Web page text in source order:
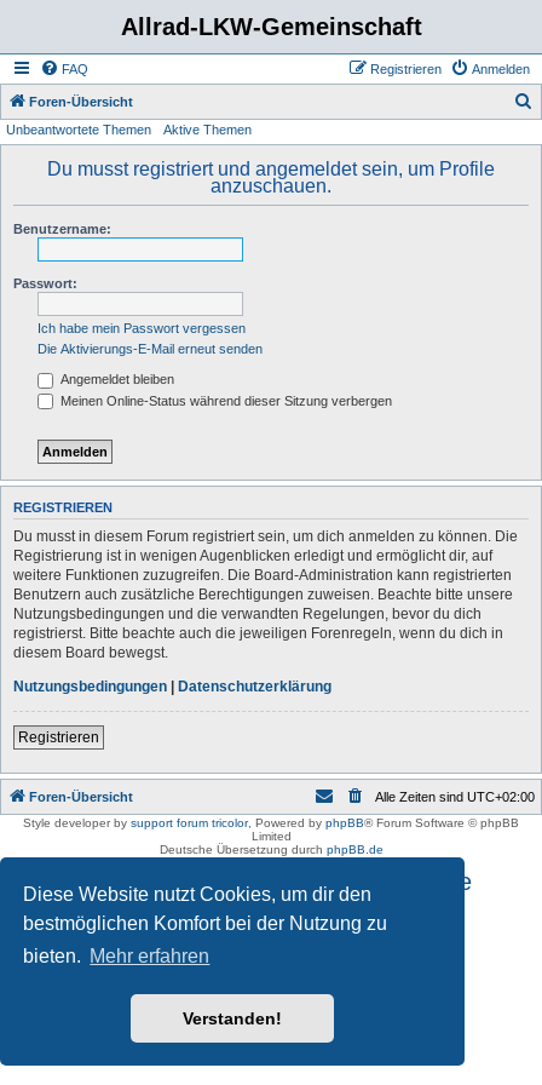
Diese Website nutzt Cookies, um dir den
bestmöglichen Komfort bei der Nutzung zu
bieten. Mehr erfahren
Verstanden!
Allrad-LKW-Gemeinschaft
FAQ Anmelden
Registrieren
Foren-Übersicht
Unbeantwortete Themen Aktive Themen
Du musst registriert und angemeldet sein, um Profile
anzuschauen.
Benutzername:
Passwort:
Ich habe mein Passwort vergessen
Die Aktivierungs-E-Mail erneut senden
Angemeldet bleiben
Meinen Online-Status während dieser Sitzung verbergen
REGISTRIEREN
Du musst in diesem Forum registriert sein, um dich anmelden zu können. Die
Registrierung ist in wenigen Augenblicken erledigt und ermöglicht dir, auf
weitere Funktionen zuzugreifen. Die Board-Administration kann registrierten
Benutzern auch zusätzliche Berechtigungen zuweisen. Beachte bitte unsere
Nutzungsbedingungen und die verwandten Regelungen, bevor du dich
registrierst. Bitte beachte auch die jeweiligen Forenregeln, wenn du dich in
diesem Board bewegst.
Nutzungsbedingungen | Datenschutzerklärung
Registrieren
Foren-Übersicht Alle Zeiten sind UTC+02:00
Style developer by support forum tricolor, Powered by phpBB® Forum Software © phpBB
Limited
Deutsche Übersetzung durch phpBB.de
Impressum und Datenschutzhinweise